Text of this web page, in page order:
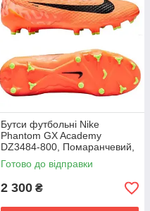
Бутси футбольні Nike
Phantom GX Academy
DZ3484-800, Помаранчевий,
Розмір (EU) - 39
Готово до відправки
2 300 ₴